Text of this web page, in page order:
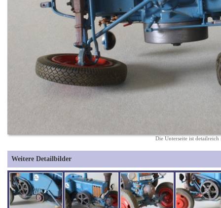
Die Unterseite ist detailreich
Weitere Detailbilder